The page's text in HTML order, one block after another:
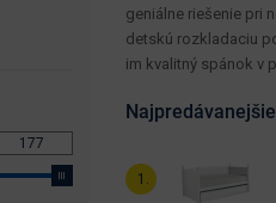
geniálne riešenie pri
detskú rozkladaciu
im kvalitný spánok v
Najpredávanejšie